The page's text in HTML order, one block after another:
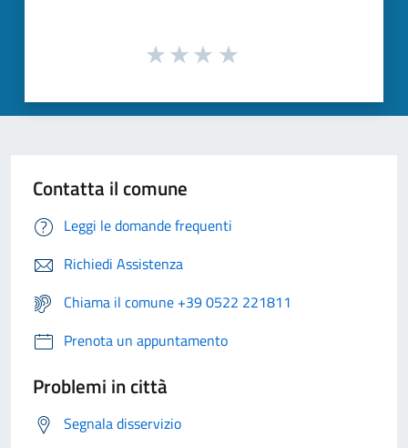
Contatta il comune
Leggi le domande frequenti
Richiedi Assistenza
Chiama il comune +39 0522 221811
Prenota un appuntamento
Problemi in città
Segnala disservizio